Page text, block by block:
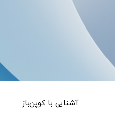
آشنایی با کوپن‌باز